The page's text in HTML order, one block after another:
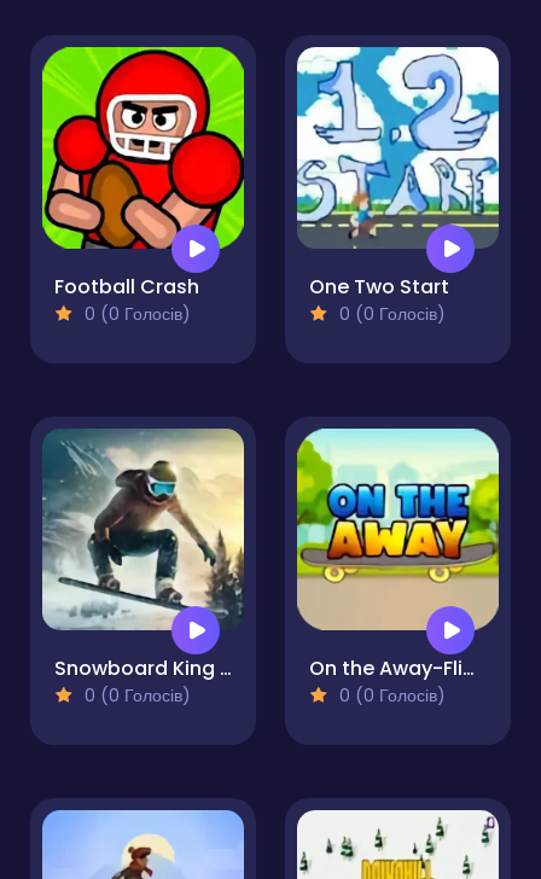
Football Crash
0 (0 Голосів)
One Two Start
0 (0 Голосів)
Snowboard King 2024
0 (0 Голосів)
On the Away-Flippy Adventure Epic Skater
0 (0 Голосів)